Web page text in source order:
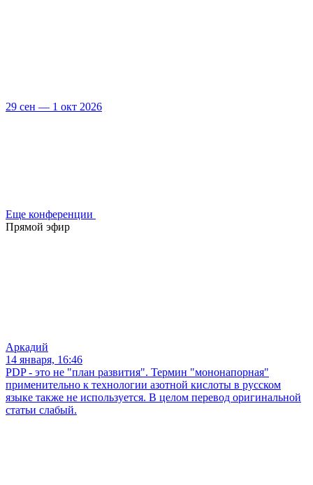
29 сен — 1 окт 2026
Еще конференции
Прямой эфир
Аркадий
14 января, 16:46
PDP - это не "план развития". Термин "мононапорная"
применительно к технологии азотной кислоты в русском
языке также не используется. В целом перевод оригинальной
статьи слабый.